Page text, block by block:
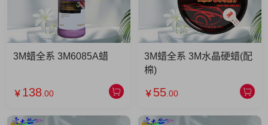
3M蜡全系 3M6085A蜡
￥ 138 .00
3M蜡全系 3M水晶硬蜡(配
棉)
￥ 55 .00